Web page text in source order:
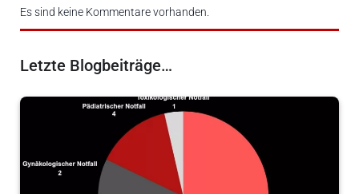
Es sind keine Kommentare vorhanden.
Letzte Blogbeiträge…